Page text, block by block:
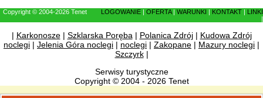
Copyright © 2004-2026 Tenet LOGOWANIE OFERTA| WARUNKI KONTAKT
LINKI
| Karkonosze| Szklarska Poręba| Polanica Zdrój| Kudowa Zdrój
noclegi | Jelenia Góra noclegi | noclegi | Zakopane | Mazury noclegi |
Szczyrk|
Serwisy turystyczne
Copyright © 2004 - 2026 Tenet